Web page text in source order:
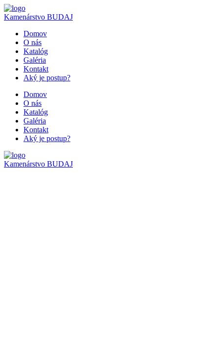
Kamenárstvo BUDAJ
Domov
O nás
Katalóg
Galéria
Kontakt
Aký je postup?
Domov
O nás
Katalóg
Galéria
Kontakt
Aký je postup?
Kamenárstvo BUDAJ